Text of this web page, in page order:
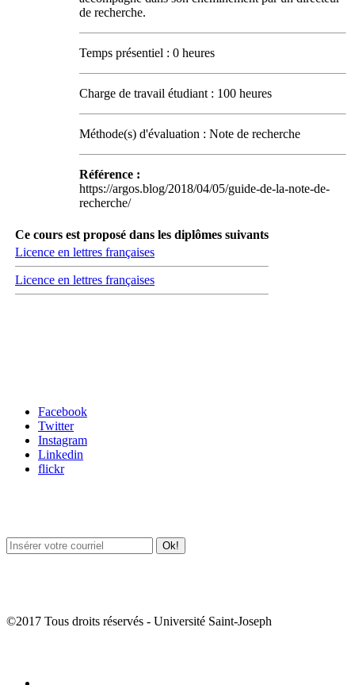
de recherche.
Temps présentiel : 0 heures
Charge de travail étudiant : 100 heures
Méthode(s) d'évaluation : Note de recherche
Référence :
https://argos.blog/2018/04/05/guide-de-la-note-de-
recherche/
Ce cours est proposé dans les diplômes suivants
Licence en lettres françaises
Licence en lettres françaises
Facebook
Twitter
Instagram
Linkedin
flickr
©2017 Tous droits réservés - Université Saint-Joseph